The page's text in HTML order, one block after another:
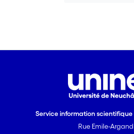
Service information
Rue Emile-Argand